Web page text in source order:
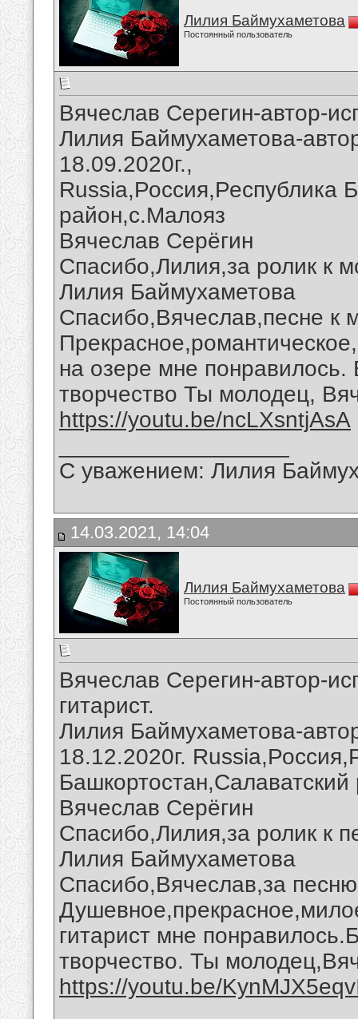
Лилия Баймухаметова
Постоянный пользователь
Вячеслав Серегин-автор-
Лилия Баймухаметова-
18.09.2020г.,
Russia,Россия,Республика
район,с.Малояз
Вячеслав Серёгин
Спасибо,Лилия,за ролик к
Лилия Баймухаметова
Спасибо,Вячеслав,песне к
на озере мне понравилось.
творчество Ты молодец,
https://youtu.be/ncLXsntjAsA
С уважением: Лилия
14.03.2021, 14:04
Лилия Баймухаметова
Постоянный пользователь
Вячеслав Серегин-автор-
гитарист.
Лилия Баймухаметова-
18.12.2020г.
Вячеслав Серёгин
Спасибо,Лилия,за ролик к
Лилия Баймухаметова
Спасибо,Вячеслав,за
гитарист мне
творчество. Ты
https://youtu.be/